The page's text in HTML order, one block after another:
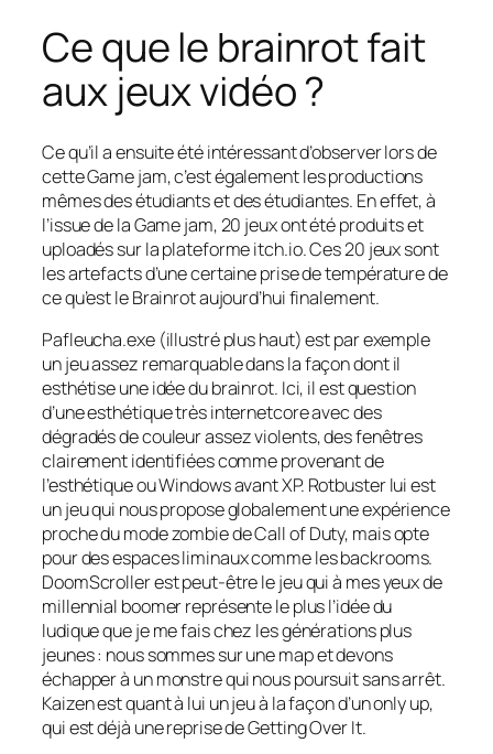
Ce que le brainrot fait
aux jeux vidéo ?
Ce qu’il a ensuite été intéressant d’observer lors de
cette Game jam, c’est également les productions
mêmes des étudiants et des étudiantes. En effet, à
l’issue de la Game jam, 20 jeux ont été produits et
uploadés sur la plateforme itch.io. Ces 20 jeux sont
les artefacts d’une certaine prise de température de
ce qu’est le Brainrot aujourd’hui finalement.
Pafleucha.exe (illustré plus haut) est par exemple
un jeu assez remarquable dans la façon dont il
esthétise une idée du brainrot. Ici, il est question
d’une esthétique très internetcore avec des
dégradés de couleur assez violents, des fenêtres
clairement identifiées comme provenant de
l’esthétique ou Windows avant XP. Rotbuster lui est
un jeu qui nous propose globalement une expérience
proche du mode zombie de Call of Duty, mais opte
pour des espaces liminaux comme les backrooms.
DoomScroller est peut-être le jeu qui à mes yeux de
millennial boomer représente le plus l’idée du
ludique que je me fais chez les générations plus
jeunes : nous sommes sur une map et devons
échapper à un monstre qui nous poursuit sans arrêt.
Kaizen est quant à lui un jeu à la façon d’un only up,
qui est déjà une reprise de Getting Over It.